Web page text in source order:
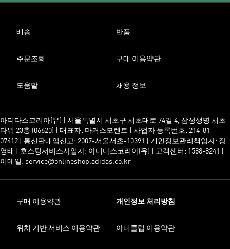
배송 반품
주문조회 구매 이용약관
도움말 채용 정보
아디다스코리아(유) | 서울특별시 서초구 서초대로 74길 4, 삼성생명 서초
타워 23층 (06620) | 대표자: 마커스모렌트 | 사업자 등록번호: 214-81-
07412 | 통신판매업신고: 2007-서울서초-10391 | 개인정보관리책임자: 장
영태 | 호스팅서비스사업자: 아디다스코리아(유) | 고객센터: 1588-8241 |
이메일: service@onlineshop.adidas.co.kr
구매 이용약관 개인정보 처리방침
위치 기반 서비스 이용약관 아디클럽 이용약관